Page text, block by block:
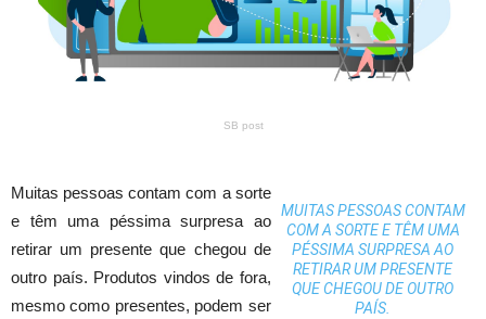
SB post
MUITAS PESSOAS CONTAM
COM A SORTE E TÊM UMA
PÉSSIMA SURPRESA AO
RETIRAR UM PRESENTE
QUE CHEGOU DE OUTRO
PAÍS.
Muitas pessoas contam com a sorte
e têm uma péssima surpresa ao
retirar um presente que chegou de
outro país. Produtos vindos de fora,
mesmo como presentes, podem ser